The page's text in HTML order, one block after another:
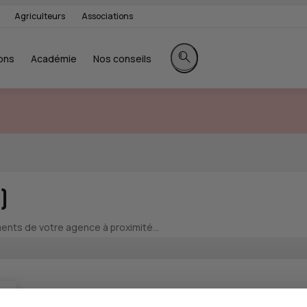
Agriculteurs Associations
Académie Nos conseils
Rechercher sur le site
de votre agence à proximité...